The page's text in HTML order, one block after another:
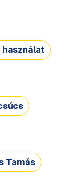
használat
Tamás